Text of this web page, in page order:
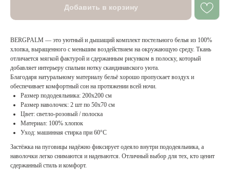
Добавить в корзину
BERGPALM — это уютный и дышащий комплект постельного белья из 100%
хлопка, выращенного с меньшим воздействием на окружающую среду. Ткань
отличается мягкой фактурой и сдержанным рисунком в полоску, который
добавляет интерьеру спальни нотку скандинавского уюта.
Благодаря натуральному материалу бельё хорошо пропускает воздух и
обеспечивает комфортный сон на протяжении всей ночи.
Размер пододеяльника: 200x200 см
Размер наволочек: 2 шт по 50x70 см
Цвет: светло-розовый / полоска
Материал: 100% хлопок
Уход: машинная стирка при 60°C
Застёжка на пуговицы надёжно фиксирует одеяло внутри пододеяльника, а
наволочки легко снимаются и надеваются. Отличный выбор для тех, кто ценит
сдержанный стиль и комфорт.